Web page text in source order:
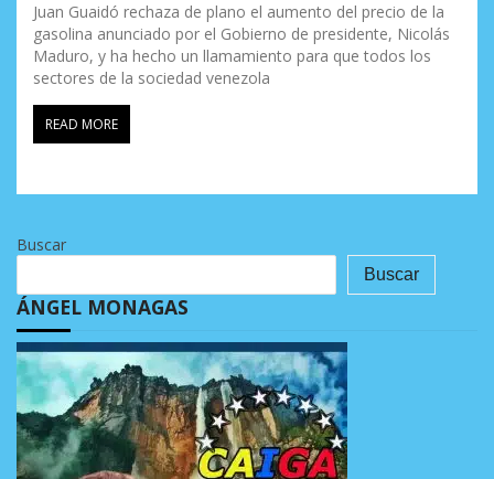
Juan Guaidó rechaza de plano el aumento del precio de la
gasolina anunciado por el Gobierno de presidente, Nicolás
Maduro, y ha hecho un llamamiento para que todos los
sectores de la sociedad venezola
READ MORE
Buscar
Buscar
ÁNGEL MONAGAS